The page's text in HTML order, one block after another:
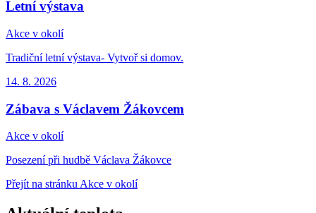
Letní výstava
Akce v okolí
Tradiční letní výstava- Vytvoř si domov.
14. 8. 2026
Zábava s Václavem Žákovcem
Akce v okolí
Posezení při hudbě Václava Žákovce
Přejít na stránku Akce v okolí